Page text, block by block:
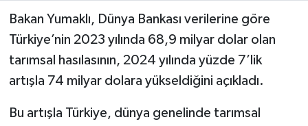
Bakan Yumaklı, Dünya Bankası verilerine göre
Türkiye’nin 2023 yılında 68,9 milyar dolar olan
tarımsal hasılasının, 2024 yılında yüzde 7’lik
artışla 74 milyar dolara yükseldiğini açıkladı.
Bu artışla Türkiye, dünya genelinde tarımsal